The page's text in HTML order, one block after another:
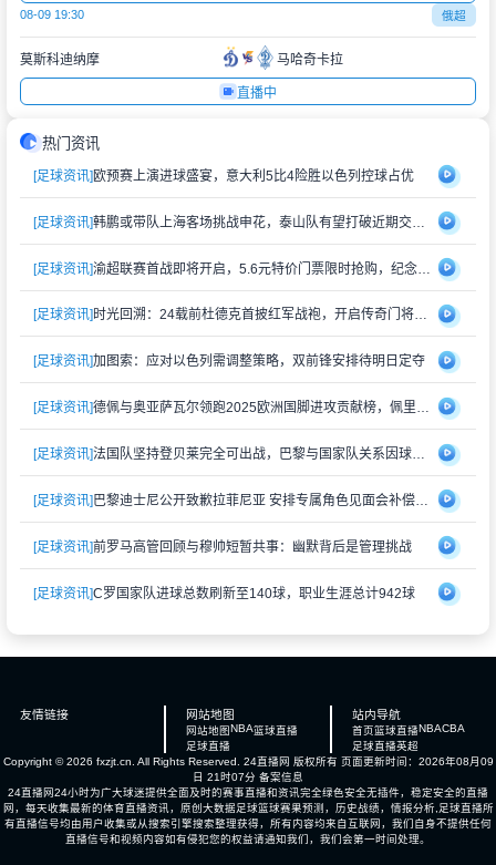
08-09 19:30 俄超
莫斯科迪纳摩 马哈奇卡拉
直播中
热门资讯
[足球资讯]欧预赛上演进球盛宴，意大利5比4险胜以色列控球占优
[足球资讯]
[足球资讯] 渝超联赛首战即将开启，5.6元特价门票限时抢购，纪念礼品同步赠送
[足球资讯] 时光回溯：24载前杜德克首披红军战袍，开启传奇门将生涯
[足球资讯]加图索：应对以色列需调整策略，双前锋安排待明日定夺
[足球资讯] 德佩与奥亚萨瓦尔领跑2025欧洲国脚进攻贡献榜，佩里西奇紧随其后
[足球资讯] 法国队坚持登贝莱完全可出战，巴黎与国家队关系因球员伤情再度紧张
[足球资讯] 巴黎迪士尼公开致歉拉菲尼亚 安排专属角色见面会补偿受冷落经历
[足球资讯]前罗马高管回顾与穆帅短暂共事：幽默背后是管理挑战
[足球资讯]C罗国家队进球总数刷新至140球，职业生涯总计942球
友情链接 网站地图
网站地图 NBA篮球直播
足球直播
站内导航
首页篮球直播NBACBA
足球直播英超
Copyright © 2026 fxzjt.cn. All Rights Reserved. 24直播网 版权所有 页面更新时间：2026年08月09
日 21时07分 备案信息
24直播网24小时为广大球迷提供全面及时的赛事直播和资讯完全绿色安全无插件，稳定安全的直播
网，每天收集最新的体育直播资讯，原创大数据足球篮球赛果预测，历史战绩，情报分析,足球直播所
有直播信号均由用户收集或从搜索引擎搜索整理获得，所有内容均来自互联网，我们自身不提供任何
直播信号和视频内容如有侵犯您的权益请通知我们，我们会第一时间处理。